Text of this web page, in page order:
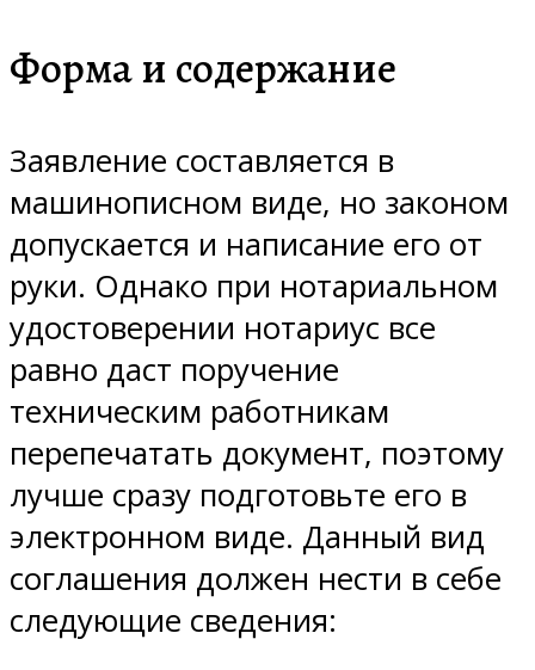
Форма и содержание
Заявление составляется в
машинописном виде, но законом
допускается и написание его от
руки. Однако при нотариальном
удостоверении нотариус все
равно даст поручение
техническим работникам
перепечатать документ, поэтому
лучше сразу подготовьте его в
электронном виде. Данный вид
соглашения должен нести в себе
следующие сведения: